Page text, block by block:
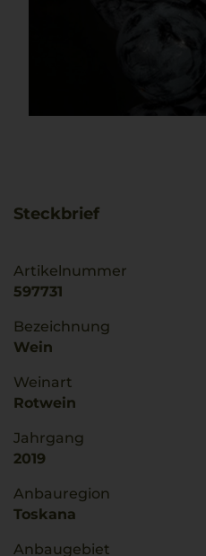
Steckbrief
Artikelnummer
597731
Bezeichnung
Wein
Weinart
Rotwein
Jahrgang
2019
Anbauregion
Toskana
Anbaugebiet